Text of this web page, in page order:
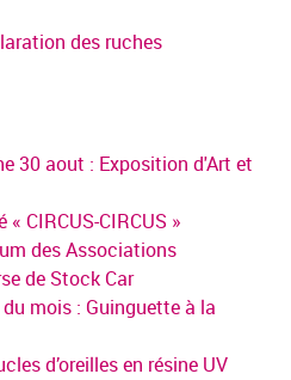
des ruches
30 aout : Exposition d'Art et
CIRCUS-CIRCUS »
des Associations
de Stock Car
mois : Guinguette à la
d’oreilles en résine UV